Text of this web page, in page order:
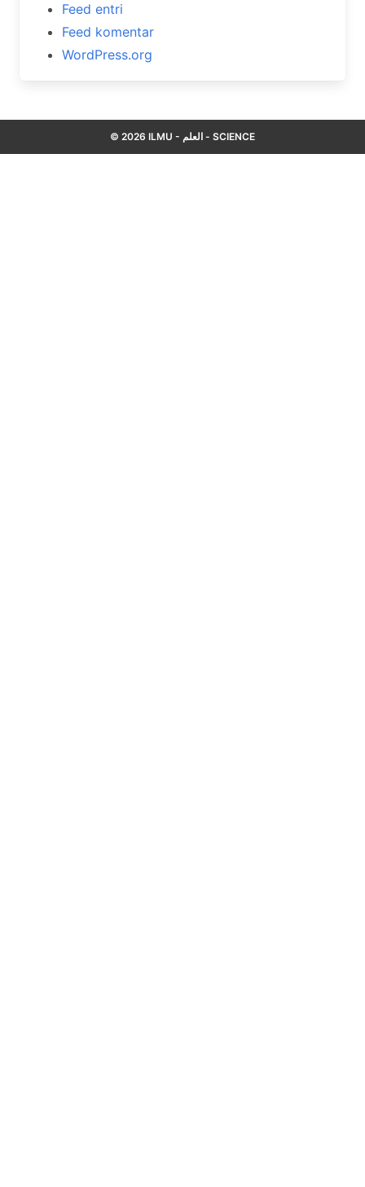
Feed entri
Feed komentar
WordPress.org
© 2026 ILMU - العلم - SCIENCE